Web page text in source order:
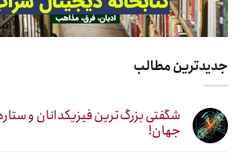
جدیدترین مطالب
شگفتی بزرگ‌ترین فیزیکدانان و
جهان!